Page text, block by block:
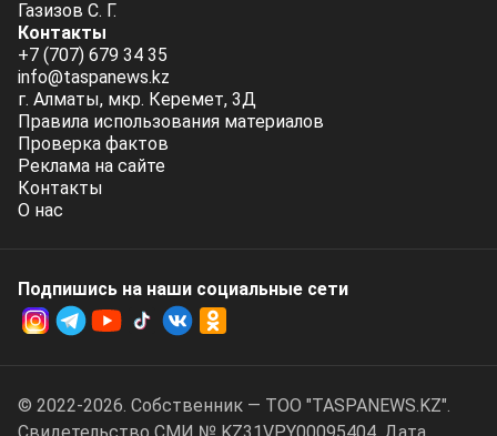
Газизов С. Г.
Контакты
+7 (707) 679 34 35
info@taspanews.kz
г. Алматы, мкр. Керемет, 3Д
Правила использования материалов
Проверка фактов
Реклама на сайте
Контакты
О нас
Подпишись на наши социальные cети
© 2022-2026. Собственник — ТОО "TASPANEWS.KZ".